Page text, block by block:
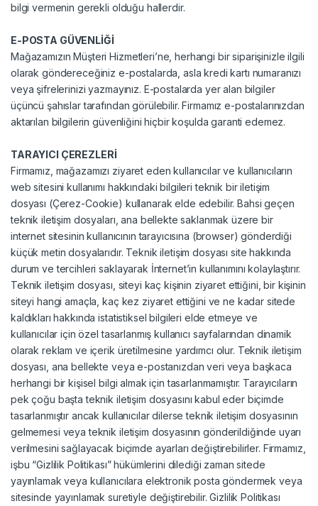
bilgi vermenin gerekli olduğu hallerdir.
E-POSTA GÜVENLİĞİ
Mağazamızın Müşteri Hizmetleri’ne, herhangi bir siparişinizle ilgili
olarak göndereceğiniz e-postalarda, asla kredi kartı numaranızı
veya şifrelerinizi yazmayınız. E-postalarda yer alan bilgiler
üçüncü şahıslar tarafından görülebilir. Firmamız e-postalarınızdan
aktarılan bilgilerin güvenliğini hiçbir koşulda garanti edemez.
TARAYICI ÇEREZLERİ
Firmamız, mağazamızı ziyaret eden kullanıcılar ve kullanıcıların
web sitesini kullanımı hakkındaki bilgileri teknik bir iletişim
dosyası (Çerez-Cookie) kullanarak elde edebilir. Bahsi geçen
teknik iletişim dosyaları, ana bellekte saklanmak üzere bir
internet sitesinin kullanıcının tarayıcısına (browser) gönderdiği
küçük metin dosyalarıdır. Teknik iletişim dosyası site hakkında
durum ve tercihleri saklayarak İnternet’in kullanımını kolaylaştırır.
Teknik iletişim dosyası, siteyi kaç kişinin ziyaret ettiğini, bir kişinin
siteyi hangi amaçla, kaç kez ziyaret ettiğini ve ne kadar sitede
kaldıkları hakkında istatistiksel bilgileri elde etmeye ve
kullanıcılar için özel tasarlanmış kullanıcı sayfalarından dinamik
olarak reklam ve içerik üretilmesine yardımcı olur. Teknik iletişim
dosyası, ana bellekte veya e-postanızdan veri veya başkaca
herhangi bir kişisel bilgi almak için tasarlanmamıştır. Tarayıcıların
pek çoğu başta teknik iletişim dosyasını kabul eder biçimde
tasarlanmıştır ancak kullanıcılar dilerse teknik iletişim dosyasının
gelmemesi veya teknik iletişim dosyasının gönderildiğinde uyarı
verilmesini sağlayacak biçimde ayarları değiştirebilirler. Firmamız,
işbu “Gizlilik Politikası” hükümlerini dilediği zaman sitede
yayınlamak veya kullanıcılara elektronik posta göndermek veya
sitesinde yayınlamak suretiyle değiştirebilir. Gizlilik Politikası